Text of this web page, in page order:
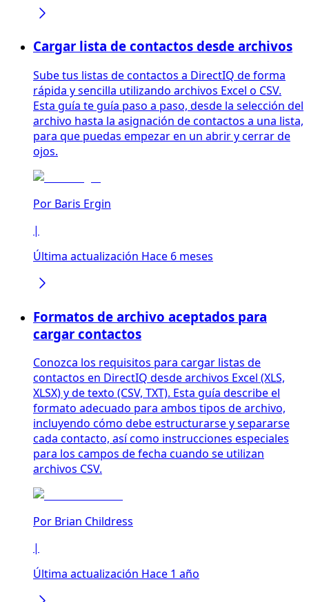
Cargar lista de contactos desde archivos
Sube tus listas de contactos a DirectIQ de forma
rápida y sencilla utilizando archivos Excel o CSV.
Esta guía te guía paso a paso, desde la selección del
archivo hasta la asignación de contactos a una lista,
para que puedas empezar en un abrir y cerrar de
ojos.
Por Baris Ergin
|
Última actualización Hace 6 meses
Formatos de archivo aceptados para
cargar contactos
Conozca los requisitos para cargar listas de
contactos en DirectIQ desde archivos Excel (XLS,
XLSX) y de texto (CSV, TXT). Esta guía describe el
formato adecuado para ambos tipos de archivo,
incluyendo cómo debe estructurarse y separarse
cada contacto, así como instrucciones especiales
para los campos de fecha cuando se utilizan
archivos CSV.
Por Brian Childress
|
Última actualización Hace 1 año